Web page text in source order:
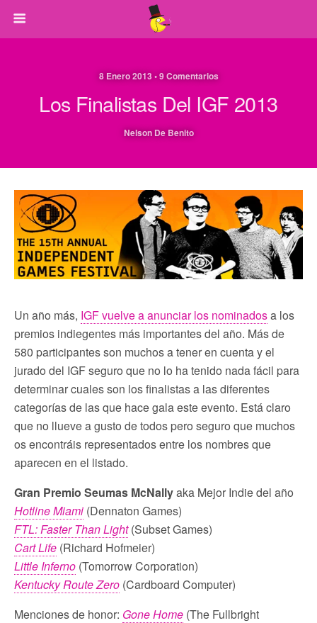
8 Enero 2013 • 9 Comentarios
Los Finalistas Del IGF 2013
Nelson De Benito
Un año más, IGF vuelve a anunciar los nominadosa los
premios indiegentes más importantes del año. Más de
580 participantes son muchos a tener en cuenta y el
jurado del IGF seguro que no lo ha tenido nada fácil para
determinar cuales son los finalistas a las diferentes
categorías de las que hace gala este evento. Está claro
que no llueve a gusto de todos pero seguro que muchos
os encontráis representados entre los nombres que
aparecen en el listado.
Gran Premio Seumas McNallyaka Mejor Indie del año
Hotline Miami (Dennaton Games)
FTL: Faster Than Light(Subset Games)
Cart Life (Richard Hofmeier)
Little Inferno (Tomorrow Corporation)
Kentucky Route Zero (Cardboard Computer)
Menciones de honor: Gone Home (The Fullbright